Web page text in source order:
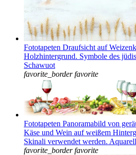
Fototapeten Draufsicht auf
Holzhintergrund. Symbole des
Schawuot
favorite_border favorite
Fototapeten Panoramabild von
Käse und Wein auf weißem
Skinali verwendet werden. Aquarell
favorite_border favorite